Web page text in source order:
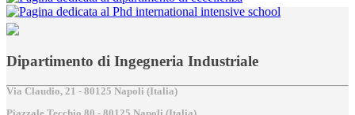
Dipartimento di Ingegneria Industriale
Via Claudio, 21 - 80125 Napoli (Italia)